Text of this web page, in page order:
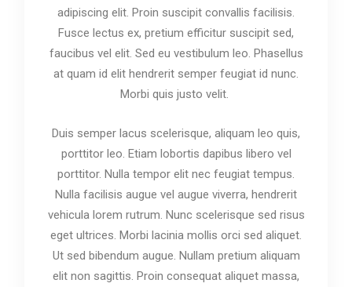
adipiscing elit. Proin suscipit convallis facilisis.
Fusce lectus ex, pretium efficitur suscipit sed,
faucibus vel elit. Sed eu vestibulum leo. Phasellus
at quam id elit hendrerit semper feugiat id nunc.
Morbi quis justo velit.
Duis semper lacus scelerisque, aliquam leo quis,
porttitor leo. Etiam lobortis dapibus libero vel
porttitor. Nulla tempor elit nec feugiat tempus.
Nulla facilisis augue vel augue viverra, hendrerit
vehicula lorem rutrum. Nunc scelerisque sed risus
eget ultrices. Morbi lacinia mollis orci sed aliquet.
Ut sed bibendum augue. Nullam pretium aliquam
elit non sagittis. Proin consequat aliquet massa,